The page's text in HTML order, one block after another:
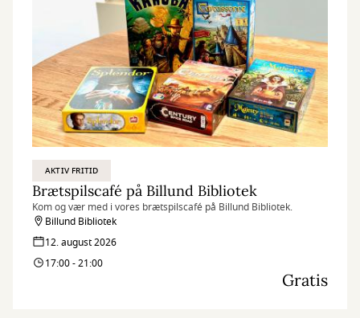
AKTIV FRITID
Brætspilscafé på Billund Bibliotek
Kom og vær med i vores brætspilscafé på Billund Bibliotek.
Billund Bibliotek
12. august 2026
17:00 - 21:00
Gratis